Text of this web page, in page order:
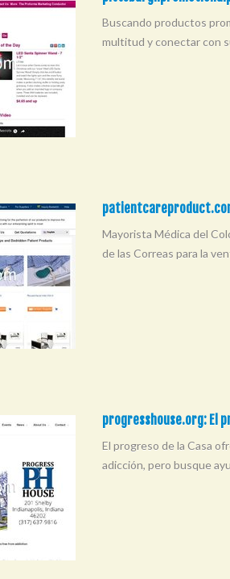
Buscando productos
multitud y conectar con
Mayorista Médica del
de las Correas para la
progresshouse.org: El
El progreso de la Casa
adicción, pero busque